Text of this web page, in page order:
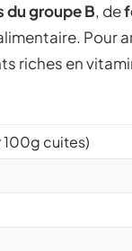
du groupe B, de
Pour
riches en
100g cuites)